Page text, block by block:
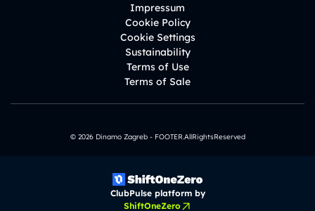
Impressum
Cookie Policy
Cookie Settings
Sustainability
Terms of Use
Terms of Sale
© 2026 Dinamo Zagreb - FOOTER.AllRightsReserved
ClubPulse platform by
ShiftOneZero